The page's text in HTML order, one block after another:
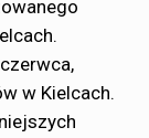
w Kielcach.